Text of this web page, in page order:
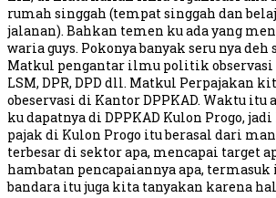
rumah singgah (tempat singgah dan
jalanan). Bahkan temen ku ada yang
waria guys. Pokonya banyak seru nya
Matkul pengantar ilmu politik observasi
LSM, DPR, DPD dll. Matkul Perpajakan
obeservasi di Kantor DPPKAD. Waktu itu
ku dapatnya di DPPKAD Kulon Progo,
pajak di Kulon Progo itu berasal dari
terbesar di sektor apa, mencapai target
hambatan pencapaiannya apa, termasuk
bandara itu juga kita tanyakan karena